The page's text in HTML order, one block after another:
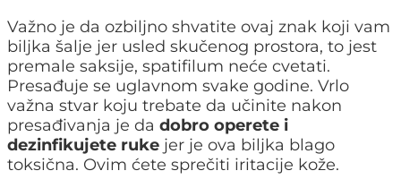
Važno je da ozbiljno shvatite ovaj znak koji vam
biljka šalje jer usled skučenog prostora, to jest
premale saksije, spatifilum neće cvetati.
Presađuje se uglavnom svake godine. Vrlo
važna stvar koju trebate da učinite nakon
presađivanja je da dobro operete i
dezinfikujete ruke jer je ova biljka blago
toksična. Ovim ćete sprečiti iritacije kože.